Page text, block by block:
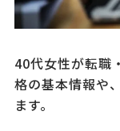
40代女性が転職
格の基本情報や
ます。